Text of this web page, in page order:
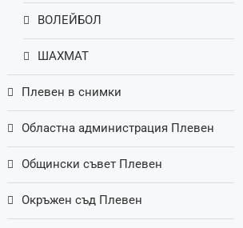
ВОЛЕЙБОЛ
ШАХМАТ
Плевен в снимки
Областна администрация Плевен
Общински съвет Плевен
Окръжен съд Плевен